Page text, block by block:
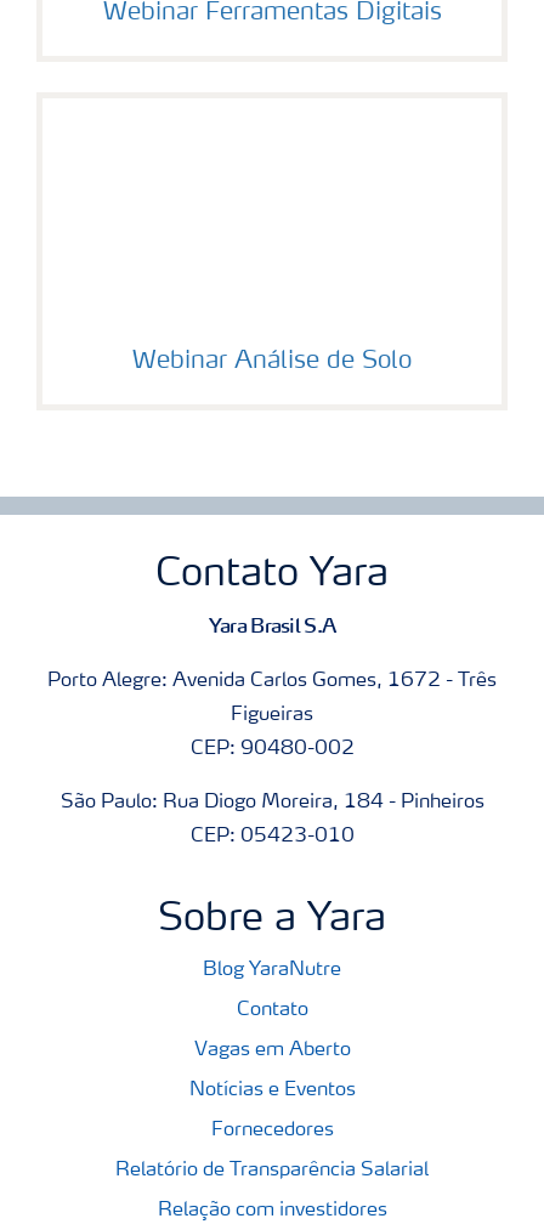
Webinar Ferramentas Digitais
Webinar Análise de Solo
Contato Yara
Yara Brasil S.A
Porto Alegre: Avenida Carlos Gomes, 1672 - Três
Figueiras
CEP: 90480-002
São Paulo: Rua Diogo Moreira, 184 - Pinheiros
CEP: 05423-010
Sobre a Yara
Blog YaraNutre
Contato
Vagas em Aberto
Notícias e Eventos
Fornecedores
Relatório de Transparência Salarial
Relação com investidores